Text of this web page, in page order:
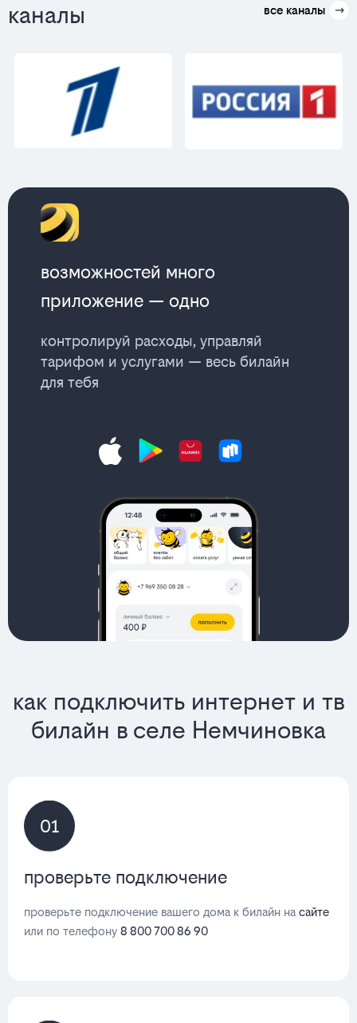
каналы все каналы
возможностей много
приложение — одно
контролируй расходы, управляй
тарифом и услугами — весь билайн
для тебя
как подключить интернет и тв
билайн в селе Немчиновка
01
проверьте подключение
проверьте подключение вашего дома к билайн на сайте
или по телефону 8 800 700 86 90